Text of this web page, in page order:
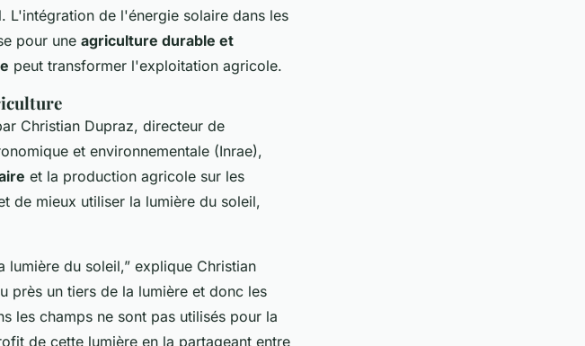
L'intégration de l'énergie solaire dans les
pour une agriculture durable et
peut transformer l'exploitation agricole.
Christian Dupraz, directeur de
et environnementale (Inrae),
et la production agricole sur les
de mieux utiliser la lumière du soleil,
lumière du soleil,” explique Christian
près un tiers de la lumière et donc les
les champs ne sont pas utilisés pour la
de cette lumière en la partageant entre